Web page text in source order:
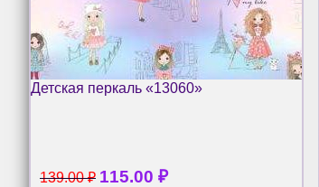
Детская перкаль «13060»
139.00₽ 115.00 ₽